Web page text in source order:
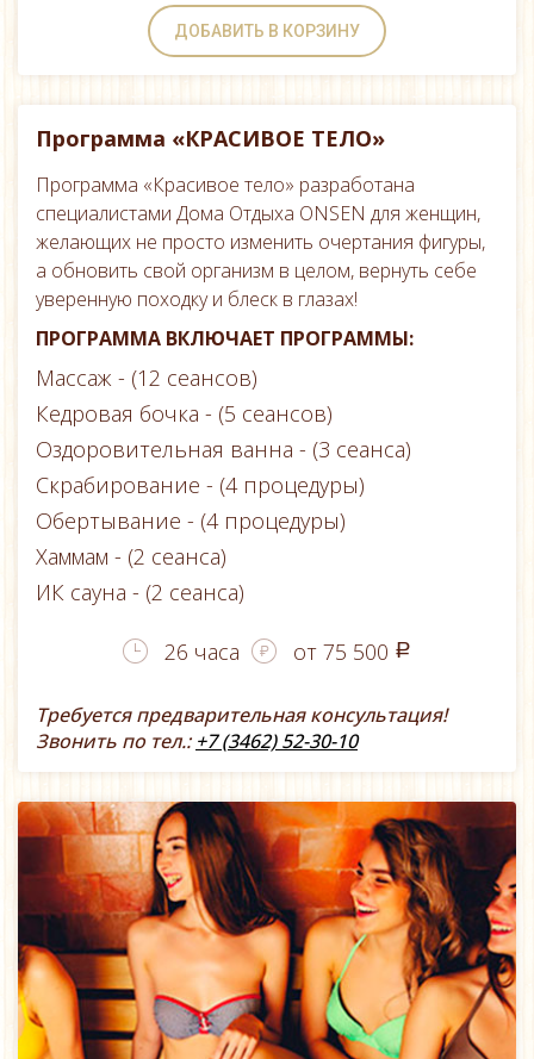
ДОБАВИТЬ В КОРЗИНУ
Программа «КРАСИВОЕ ТЕЛО»
Программа «Красивое тело» разработана
специалистами Дома Отдыха ONSEN для женщин,
желающих не просто изменить очертания фигуры,
а обновить свой организм в целом, вернуть себе
уверенную походку и блеск в глазах!
ПРОГРАММА ВКЛЮЧАЕТ ПРОГРАММЫ:
Массаж - (12 сеансов)
Кедровая бочка - (5 сеансов)
Оздоровительная ванна - (3 сеанса)
Скрабирование - (4 процедуры)
Обертывание - (4 процедуры)
Хаммам - (2 сеанса)
ИК сауна - (2 сеанса)
26 часа от 75 500 a
Требуется предварительная консультация!
Звонить по тел.: +7 (3462) 52-30-10